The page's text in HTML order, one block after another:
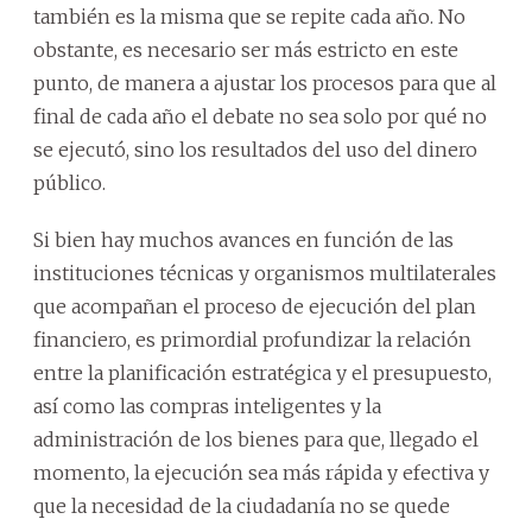
también es la misma que se repite cada año. No
obstante, es necesario ser más estricto en este
punto, de manera a ajustar los procesos para que al
final de cada año el debate no sea solo por qué no
se ejecutó, sino los resultados del uso del dinero
público.
Si bien hay muchos avances en función de las
instituciones técnicas y organismos multilaterales
que acompañan el proceso de ejecución del plan
financiero, es primordial profundizar la relación
entre la planificación estratégica y el presupuesto,
así como las compras inteligentes y la
administración de los bienes para que, llegado el
momento, la ejecución sea más rápida y efectiva y
que la necesidad de la ciudadanía no se quede